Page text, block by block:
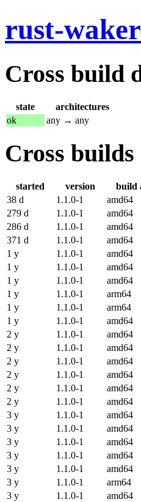
rust-
Cross build
state
architectures
ok
any → any
Cross builds
started version build
38 d
1.1.0-1 amd64
279 d
1.1.0-1 amd64
286 d
1.1.0-1 amd64
371 d
1.1.0-1 amd64
1 y
1.1.0-1 amd64
1 y
1.1.0-1 amd64
1 y
1.1.0-1 amd64
1 y
1.1.0-1 arm64
1 y
1.1.0-1 arm64
1 y
1.1.0-1 amd64
2 y
1.1.0-1 amd64
2 y
1.1.0-1 amd64
2 y
1.1.0-1 amd64
2 y
1.1.0-1 amd64
2 y
1.1.0-1 amd64
2 y
1.1.0-1 amd64
3 y
1.1.0-1 amd64
3 y
1.1.0-1 amd64
3 y
1.1.0-1 amd64
3 y
1.1.0-1 amd64
3 y
1.1.0-1 amd64
3 y
1.1.0-1 arm64
3 y
1.1.0-1 amd64